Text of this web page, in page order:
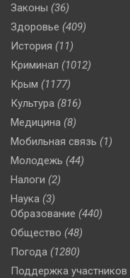
Законы (36)
Здоровье (409)
История (11)
Криминал (1012)
Крым (1177)
Культура (816)
Медицина (8)
Мобильная связь (1)
Молодежь (44)
Налоги (2)
Наука (3)
Образование (440)
Общество (48)
Погода (1280)
Поддержка